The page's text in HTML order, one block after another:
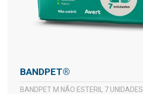
BANDPET®
BANDPET M NÃO ESTERIL 7 UNIDADES